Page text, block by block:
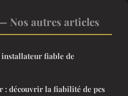
Nos autres articles
fiable de
: découvrir la fiabilité de pcs